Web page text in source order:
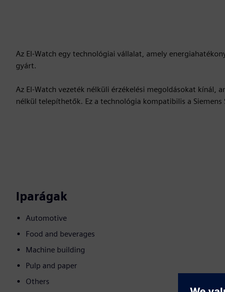
Az El-Watch egy technológiai vállalat, amely
gyárt.
Az El-Watch vezeték nélküli érzékelési megoldásokat
nélkül telepíthetők. Ez a technológia kompatibilis a
Iparágak
Automotive
Food and beverages
Machine building
Pulp and paper
Others